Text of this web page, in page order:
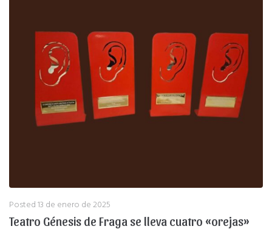
Posted13 de enero de 2025
Teatro Génesis de Fraga se lleva cuatro «orejas»